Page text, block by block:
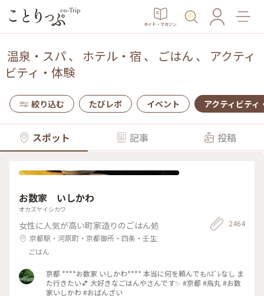
ガイド・マガジン
温泉・スパ、 ホテル・宿 、 ごはん 、 アクティ
ビティ・体験
絞り込む たびレポ イベント アクティビティ
スポット 記事 投稿
お数家 いしかわ
オカズヤイシカワ
女性に人気が高い町家造りのごはん処
京都駅・河原町・京都御所・四条・壬生
ごはん
2464
京都 ****お数家 いしかわ**** 本当に何を頼んでもﾊｽﾞﾚなし ま
た行きたい💕 大好きなごはんやさんです✨ #京都 #烏丸 #お数
家いしかわ #おばんざい